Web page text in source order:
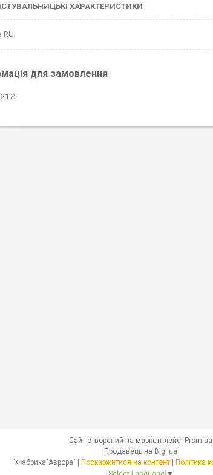
ХАРАКТЕРИСТИКИ
RU
для замовлення
₴
Сайт створений на маркетплейсі Prom.ua
Продавець на Bigl.ua
Поскаржитися на контент
Політика